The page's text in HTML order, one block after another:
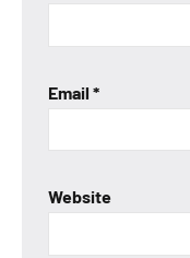
Email *
Website